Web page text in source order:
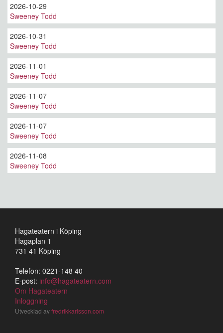
2026-10-29
Sweeney Todd
2026-10-31
Sweeney Todd
2026-11-01
Sweeney Todd
2026-11-07
Sweeney Todd
2026-11-07
Sweeney Todd
2026-11-08
Sweeney Todd
Hagateatern i Köping
Hagaplan 1
731 41 Köping
Telefon: 0221-148 40
E-post: info@hagateatern.com
Om Hagateatern
Inloggning
Utvecklad avfredrikkarlsson.com